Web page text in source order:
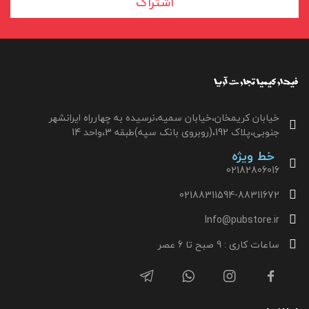
خیابان کریمخان،خیابان سمیه،نرسیده به چهارراه ایرانشهر
جنوبی،پلاک 192،(روبروی بانک سپه)طبقه 3،واحد 14
خط ویژه
02182806016
02188311594-88311672
Info@pubstore.ir
ساعات کاری : 9 صبح تا 6 عصر